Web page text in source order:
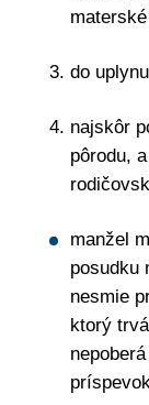
do
najskôr
pôrodu,
manžel
posudku
nesmie
ktorý